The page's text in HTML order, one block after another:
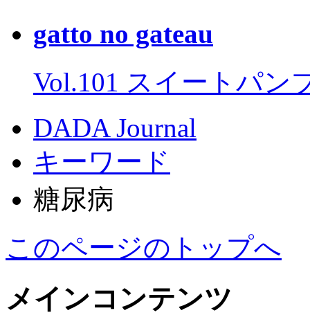
gatto no gateau
Vol.101 スイートパン
DADA Journal
キーワード
糖尿病
このページのトップへ
メインコンテンツ